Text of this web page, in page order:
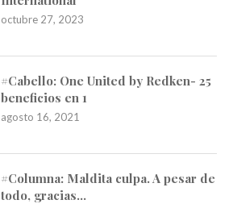
octubre 27, 2023
#Cabello: One United by Redken- 25
beneficios en 1
agosto 16, 2021
#Columna: Maldita culpa. A pesar de
todo, gracias…